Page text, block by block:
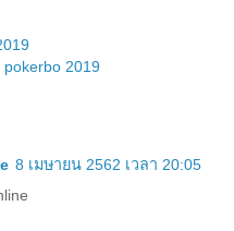
pokerbo 2019
8 เมษายน 2562 เวลา 20:05